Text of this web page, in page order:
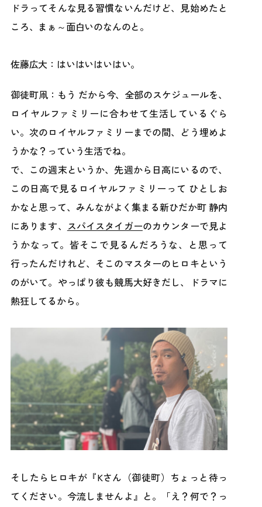
ドラってそんな見る習慣ないんだけど、見始めたと
ころ、まぁ～面白いのなんのと。
佐藤広大：はいはいはいはい。
御徒町凧：もう だから今、全部のスケジュールを、
ロイヤルファミリーに合わせて生活しているぐら
い。次のロイヤルファミリーまでの間、どう埋めよ
うかな？っていう生活でね。
で、この週末というか、先週から日高にいるので、
この日高で見るロイヤルファミリーって ひとしお
かなと思って、みんながよく集まる新ひだか町 静内
にあります、 スパイスタイガーのカウンターで見よ
うかなって。皆そこで見るんだろうな、と思って
行ったんだけれど、そこのマスターのヒロキという
のがいて。やっぱり彼も競馬大好きだし、ドラマに
熱狂してるから。
そしたらヒロキが『Kさん（御徒町）ちょっと待っ
てください。今流しませんよ』と。「え？何で？っ